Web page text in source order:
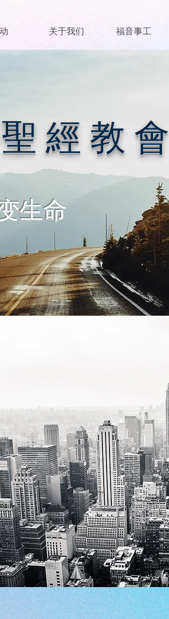
关于我们 福音事工
經 教 會
生命